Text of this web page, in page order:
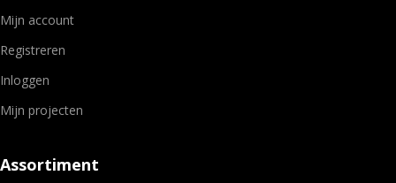
Mijn account
Registreren
Inloggen
Mijn projecten
Assortiment